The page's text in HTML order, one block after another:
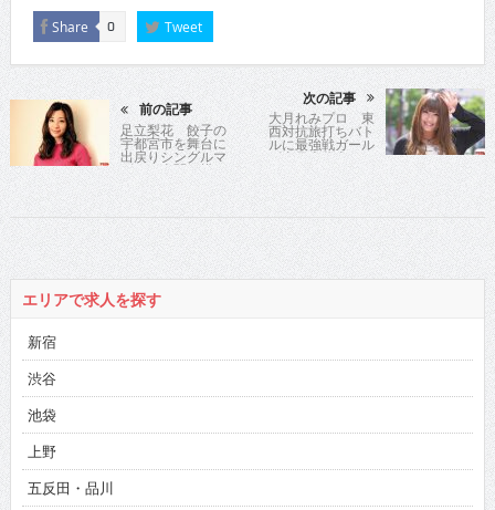
Share 0 Tweet
前の記事
足立梨花 餃子の
宇都宮市を舞台に
出戻りシングルマ
ザーの奮闘を描い
たラブコメディに
主演
次の記事
大月れみプロ 東
西対抗旅打ちバト
ルに最強戦ガール
ズ東日本代表とし
て参戦中の“れみぱ
ん”
エリアで求人を探す
新宿
渋谷
池袋
上野
五反田・品川